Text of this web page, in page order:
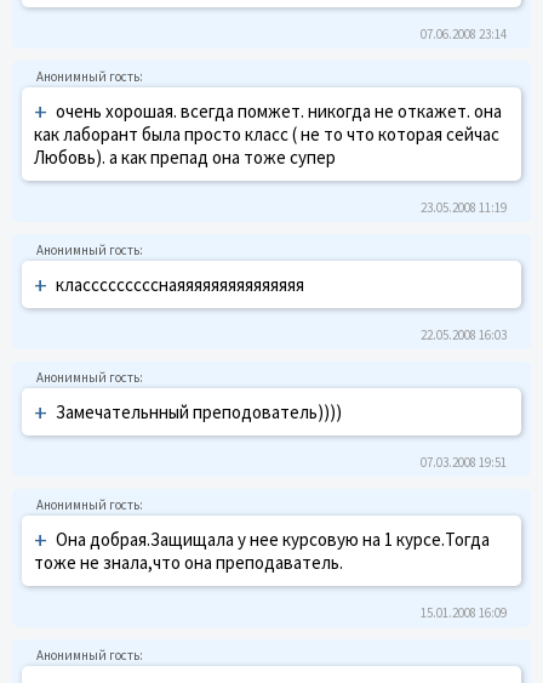
07.06.2008 23:14
+ очень хорошая. всегда помжет. никогда не откажет. она
как лаборант была просто класс ( не то что которая сейчас
Любовь). а как препад она тоже супер
23.05.2008 11:19
+ классссссссснаяяяяяяяяяяяяяяя
22.05.2008 16:03
+ Замечательнный преподователь))))
07.03.2008 19:51
+ Она добрая.Защищала у нее курсовую на 1 курсе.Тогда
тоже не знала,что она преподаватель.
15.01.2008 16:09